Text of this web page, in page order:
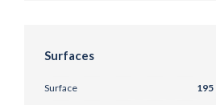
Surfaces
Surface
195